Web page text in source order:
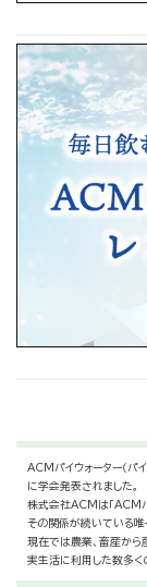
ACMパイウォーター（
に学会発表されました。
株式会社ACMは「ACM
その関係が続いている唯
現在では農業、畜産から
実生活に利用した数多く